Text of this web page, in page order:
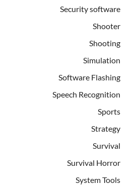
Security software
Shooter
Shooting
Simulation
Software Flashing
Speech Recognition
Sports
Strategy
Survival
Survival Horror
System Tools